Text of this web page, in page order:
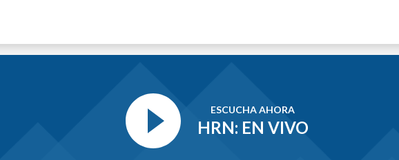
ESCUCHA AHORA
HRN: EN VIVO